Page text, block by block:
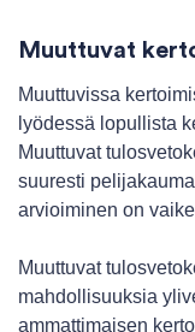
Muuttuvat
Muuttuvissa
lyödessä lopullista
Muuttuvat
suuresti
arvioiminen on
Muuttuvat
mahdollisuuksia
ammattimaisen